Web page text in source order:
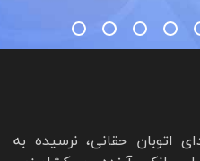
اتوبان حقانی، نرسیده به